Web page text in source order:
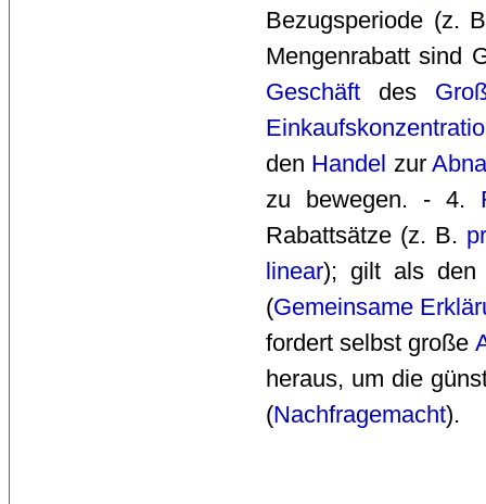
Bezugsperiode (z.
Mengenrabatt sind
Geschäft des
den Handel zur
zu bewegen. - 4.
Rabattsätze (z. B.
linear); gilt als
(Gemeinsame
fordert selbst große
heraus, um die
(Nachfragemacht).